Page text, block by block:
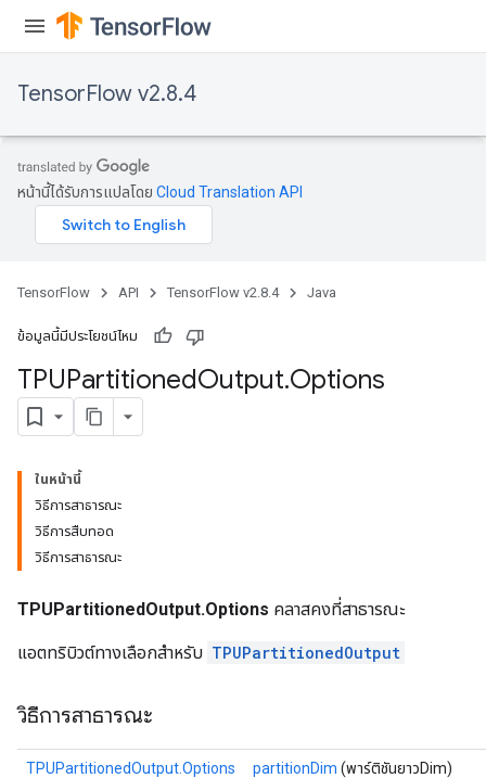
TensorFlow v2.8.4
หน้านี้ได้รับการแปลโดย Cloud Translation API
TensorFlow API TensorFlow v2.8.4 Java
ข้อมูลนี้มีประโยชน์ไหม
TPUPartitionedOutput.Options
ในหน้านี้
วิธีการสาธารณะ
วิธีการสืบทอด
วิธีการสาธารณะ
TPUPartitionedOutput.Options คลาสคงที่สาธารณะ
แอตทริบิวต์ทางเลือกสำหรับ TPUPartitionedOutput
วิธีการสาธารณะ
TPUPartitionedOutput.Options partitionDim (พาร์ติชันยาวDim)